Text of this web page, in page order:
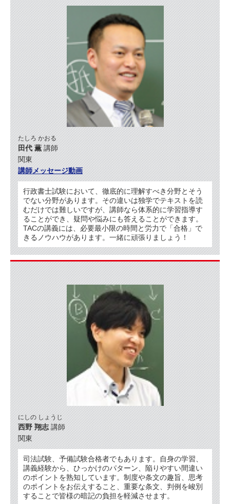
たしろ かおる
田代 薫 講師
関東
講師メッセージ動画
行政書士試験において、徹底的に理解すべき分野とそう
でない分野があります。その違いは独学でテキストを読
むだけでは難しいですが、講師なら体系的に学習指導す
ることができ、疑問や悩みにも答えることができます。
TACの講義には、必要最小限の時間と労力で「合格」で
きるノウハウがあります。一緒に頑張りましょう！
にしの しょうじ
西野 翔志講師
関東
司法試験、予備試験合格者でもあります。自身の学習、
講義経験から、ひっかけのパターン、陥りやすい間違い
のポイントを熟知しています。制度や条文の趣旨、思考
のポイントをお伝えすること、重要な条文、判例を峻別
することで皆様の暗記の負担を軽減させます。